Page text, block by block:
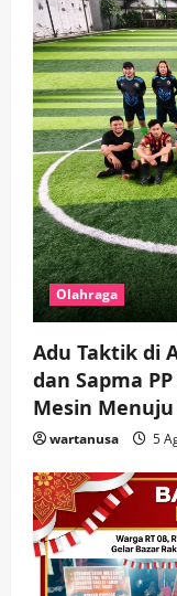
Olahraga
Adu Taktik di
dan Sapma
Mesin Menuju
wartanusa 5